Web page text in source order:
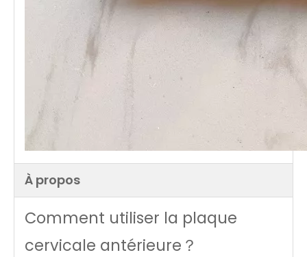
À propos
Comment utiliser la plaque
cervicale antérieure？